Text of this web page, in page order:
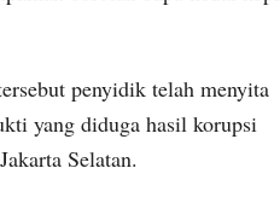
penyidik telah menyita
yang diduga hasil korupsi
Selatan.